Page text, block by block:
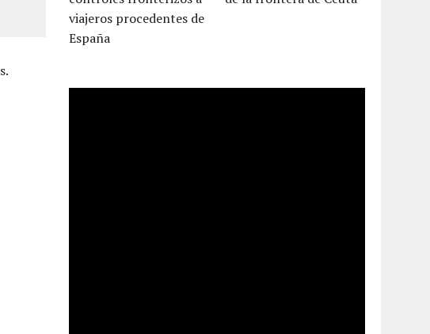
viajeros procedentes de
España